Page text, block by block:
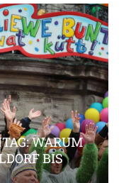
WARUM
BIS